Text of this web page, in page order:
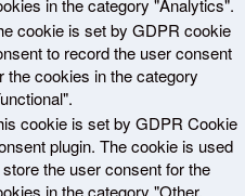
in the category "Analytics".
cookie is set by GDPR cookie
to record the user consent
the cookies in the category
cookie is set by GDPR Cookie
plugin. The cookie is used
the user consent for the
in the category "Other.